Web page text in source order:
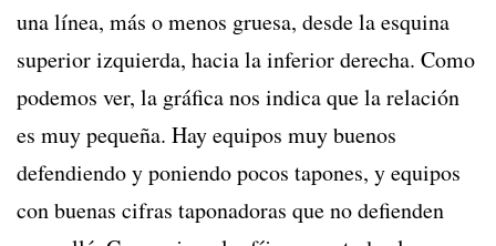
una línea, más o menos gruesa, desde la esquina
superior izquierda, hacia la inferior derecha. Como
podemos ver, la gráfica nos indica que la relación
es muy pequeña. Hay equipos muy buenos
defendiendo y poniendo pocos tapones, y equipos
con buenas cifras taponadoras que no defienden